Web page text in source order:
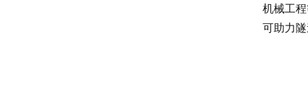
机械工
可助力